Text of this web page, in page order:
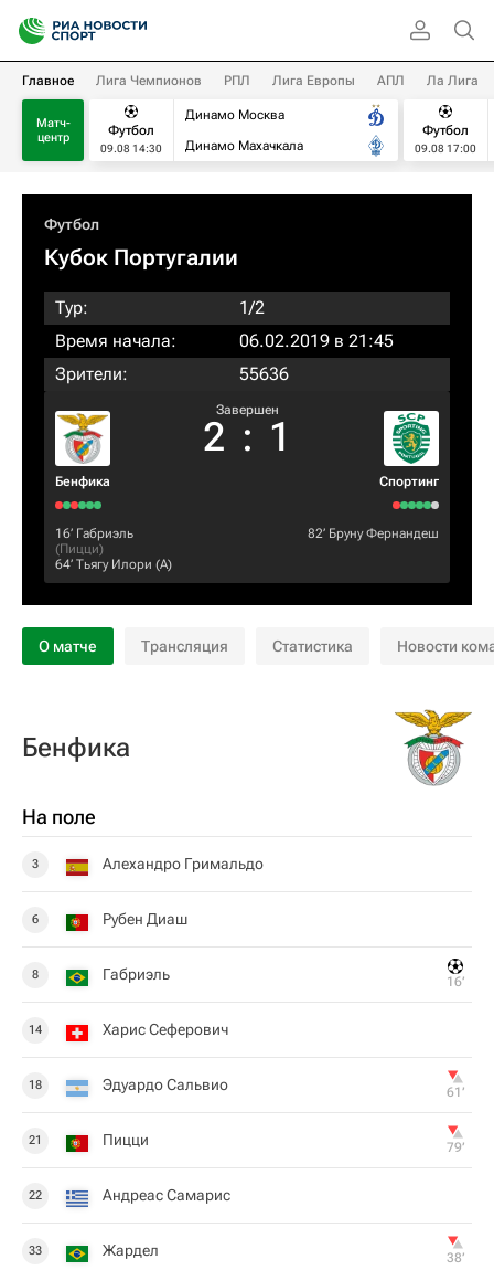
Главное Лига Чемпионов РПЛ Лига Европы АПЛ Ла Лига
Матч-
центр
Футбол
09.08 14:30
Динамо Москва
Динамо Махачкала
Футбол
09.08 17:00
Футбол
Кубок Португалии
Тур:
1/2
Время начала:
06.02.2019 в 21:45
Зрители:
55636
Бенфика
Завершен
2 : 1
Спортинг
16‎’‎ Габриэль
(Пицци)
64‎’‎ Тьягу Илори (А)
82‎’‎ Бруну Фернандеш
О матче Трансляция Статистика Новости
Бенфика
На поле
3 Алехандро Гримальдо
6 Рубен Диаш
8 Габриэль 16‎’‎
14 Харис Сеферович
18 Эдуардо Сальвио 61‎’‎
21 Пицци 79‎’‎
22 Андреас Самарис
33 Жардел 38‎’‎